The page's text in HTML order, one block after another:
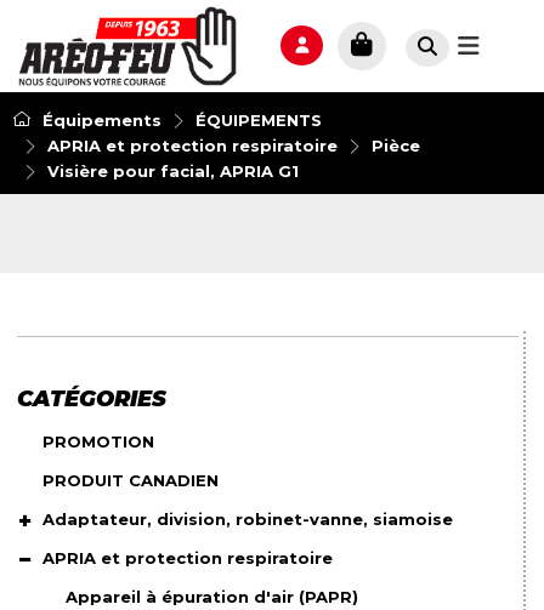
Équipements
ÉQUIPEMENTS
APRIA et protection respiratoire
Pièce
Visière pour facial, APRIA G1
CATÉGORIES
PROMOTION
PRODUIT CANADIEN
Adaptateur, division, robinet-vanne, siamoise
APRIA et protection respiratoire
Appareil à épuration d'air (PAPR)